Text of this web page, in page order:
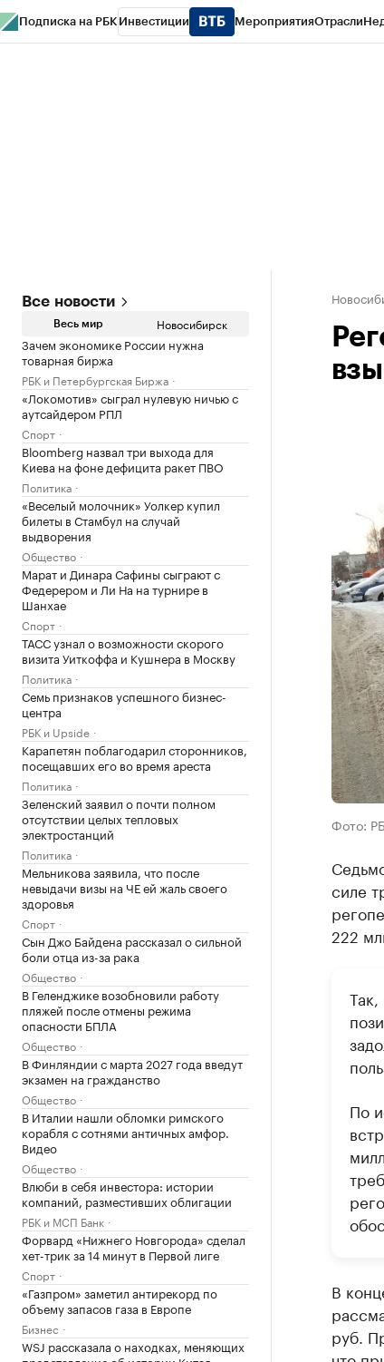
Подписка на РБК Инвестиции МероприятияОтрасли
Все новости
Весь мир Новосибирск
Зачем экономике России нужна
товарная биржа
РБК и Петербургская Биржа
«Локомотив» сыграл нулевую ничью с
аутсайдером РПЛ
Спорт
Bloomberg назвал три выхода для
Киева на фоне дефицита ракет ПВО
Политика
«Веселый молочник» Уолкер купил
билеты в Стамбул на случай
выдворения
Общество
Марат и Динара Сафины сыграют с
Федерером и Ли На на турнире в
Шанхае
Спорт
ТАСС узнал о возможности скорого
визита Уиткоффа и Кушнера в Москву
Политика
Семь признаков успешного бизнес-
центра
РБК и Upside
Карапетян поблагодарил сторонников,
посещавших его во время ареста
Политика
Зеленский заявил о почти полном
отсутствии целых тепловых
электростанций
Политика
Мельникова заявила, что после
невыдачи визы на ЧЕ ей жаль своего
здоровья
Спорт
Сын Джо Байдена рассказал о сильной
боли отца из-за рака
Общество
В Геленджике возобновили работу
пляжей после отмены режима
опасности БПЛА
Общество
В Финляндии с марта 2027 года введут
экзамен на гражданство
Общество
В Италии нашли обломки римского
корабля с сотнями античных амфор.
Видео
Общество
Влюби в себя инвестора: истории
компаний, разместивших облигации
РБК и МСП Банк
Форвард «Нижнего Новгорода» сделал
хет-трик за 14 минут в Первой лиге
Спорт
«Газпром» заметил антирекорд по
объему запасов газа в Европе
Бизнес
WSJ рассказала о находках, меняющих
Фото:
силе
222
По
В
руб.